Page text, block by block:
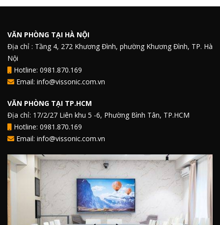
VĂN PHÒNG TẠI HÀ NỘI
Địa chỉ : Tầng 4, 272 Khương Đình, phường Khương Đình, TP. Hà
Nội
Hotline: 0981.870.169
Email: info@vissonic.com.vn
VĂN PHÒNG TẠI TP.HCM
Địa chỉ: 17/2/27 Liên khu 5 -6, Phường Bình Tân, TP.HCM
Hotline: 0981.870.169
Email: info@vissonic.com.vn